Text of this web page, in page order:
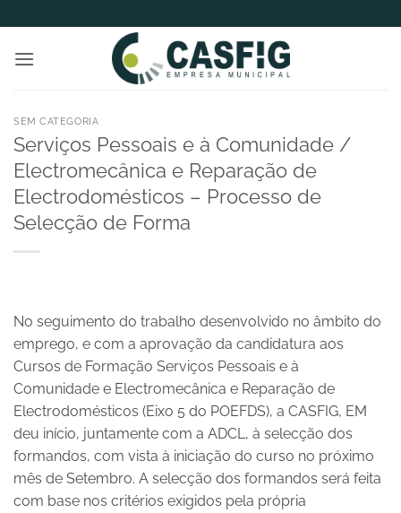
to
content
SEM CATEGORIA
Serviços Pessoais e à Comunidade /
Electromecânica e Reparação de
Electrodomésticos – Processo de
Selecção de Forma
No seguimento do trabalho desenvolvido no âmbito do
emprego, e com a aprovação da candidatura aos
Cursos de Formação Serviços Pessoais e à
Comunidade e Electromecânica e Reparação de
Electrodomésticos (Eixo 5 do POEFDS), a CASFIG, EM
deu início, juntamente com a ADCL, à selecção dos
formandos, com vista à iniciação do curso no próximo
mês de Setembro. A selecção dos formandos será feita
com base nos critérios exigidos pela própria